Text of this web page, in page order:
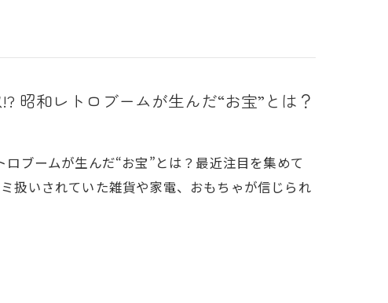
昭和レトロブームが生んだ“お宝”とは？
ブームが生んだ“お宝”とは？最近注目を集めて
扱いされていた雑貨や家電、おもちゃが信じられ